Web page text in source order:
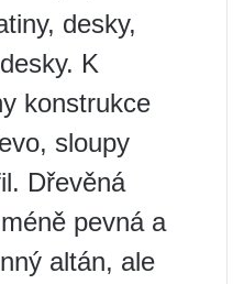
desky,
K
konstrukce
sloupy
Dřevěná
pevná a
altán, ale